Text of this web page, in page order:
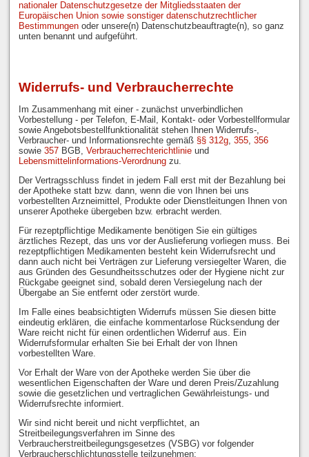
nationaler Datenschutzgesetze der Mitgliedsstaaten der
Europäischen Union sowie sonstiger datenschutzrechtlicher
Bestimmungenoder unsere(n) Datenschutzbeauftragte(n), so ganz
unten benannt und aufgeführt.
Widerrufs- und Verbraucherrechte
Im Zusammenhang mit einer - zunächst unverbindlichen
Vorbestellung - per Telefon, E-Mail, Kontakt- oder Vorbestellformular
sowie Angebotsbestellfunktionalität stehen Ihnen Widerrufs-,
Verbraucher- und Informationsrechte gemäß §§ 312g, 355, 356
sowie 357BGB, Verbraucherrechterichtlinieund
Lebensmittelinformations-Verordnungzu.
Der Vertragsschluss findet in jedem Fall erst mit der Bezahlung bei
der Apotheke statt bzw. dann, wenn die von Ihnen bei uns
vorbestellten Arzneimittel, Produkte oder Dienstleitungen Ihnen von
unserer Apotheke übergeben bzw. erbracht werden.
Für rezeptpflichtige Medikamente benötigen Sie ein gültiges
ärztliches Rezept, das uns vor der Auslieferung vorliegen muss. Bei
rezeptpflichtigen Medikamenten besteht kein Widerrufsrecht und
dann auch nicht bei Verträgen zur Lieferung versiegelter Waren, die
aus Gründen des Gesundheitsschutzes oder der Hygiene nicht zur
Rückgabe geeignet sind, sobald deren Versiegelung nach der
Übergabe an Sie entfernt oder zerstört wurde.
Im Falle eines beabsichtigten Widerrufs müssen Sie diesen bitte
eindeutig erklären, die einfache kommentarlose Rücksendung der
Ware reicht nicht für einen ordentlichen Widerruf aus. Ein
Widerrufsformular erhalten Sie bei Erhalt der von Ihnen
vorbestellten Ware.
Vor Erhalt der Ware von der Apotheke werden Sie über die
wesentlichen Eigenschaften der Ware und deren Preis/Zuzahlung
sowie die gesetzlichen und vertraglichen Gewährleistungs- und
Widerrufsrechte informiert.
Wir sind nicht bereit und nicht verpflichtet, an
Streitbeilegungsverfahren im Sinne des
Verbraucherstreitbeilegungsgesetzes (VSBG) vor folgender
Verbraucherschlichtungsstelle teilzunehmen: